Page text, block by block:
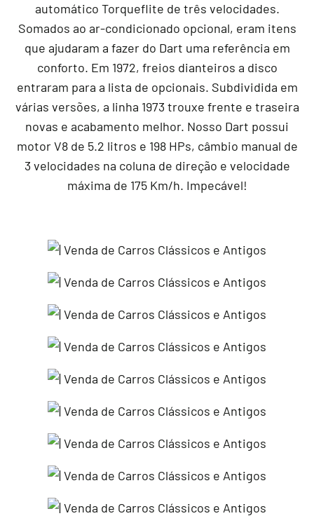
automático Torqueflite de três velocidades.
Somados ao ar-condicionado opcional, eram itens
que ajudaram a fazer do Dart uma referência em
conforto. Em 1972, freios dianteiros a disco
entraram para a lista de opcionais. Subdividida em
várias versões, a linha 1973 trouxe frente e traseira
novas e acabamento melhor. Nosso Dart possui
motor V8 de 5.2 litros e 198 HPs, câmbio manual de
3 velocidades na coluna de direção e velocidade
máxima de 175 Km/h. Impecável!